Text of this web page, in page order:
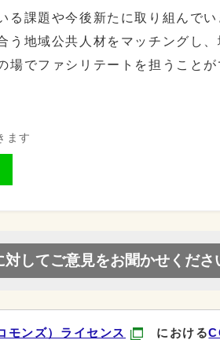
る課題や今後新たに取り組んで
う地域公共人材をマッチングし、
場でファシリテートを担うこと
ます
対してご意見をお聞かせくださ
モンズ）ライセンス における